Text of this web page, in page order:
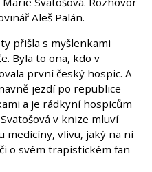
Aleš Palán.
přišla s myšlenkami
Byla to ona, kdo v
první český hospic. A
jezdí po republice
a je rádkyní hospicům
v knize mluví
medicíny, vlivu, jaký na ni
o svém trapistickém fan